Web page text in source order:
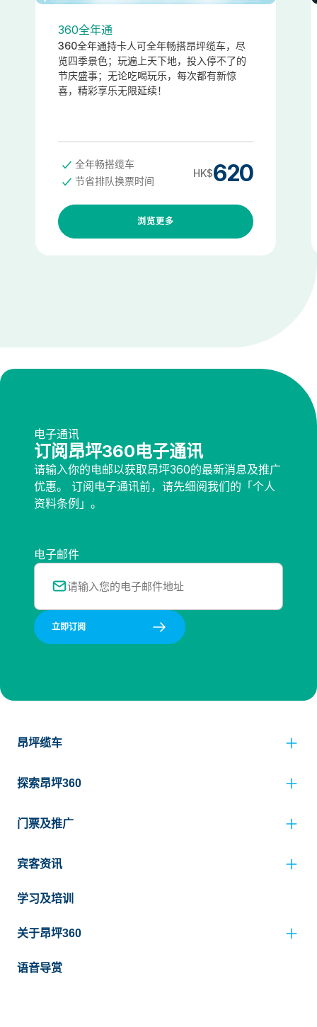
360全年通
360全年通持卡人可全年畅搭昂坪缆车，尽
览四季景色；玩遍上天下地，投入停不了的
节庆盛事；无论吃喝玩乐，每次都有新惊
喜，精彩享乐无限延续！
全年畅搭缆车
节省排队换票时间
HK$620
浏览更多
电子通讯
订阅昂坪360电子通讯
请输入你的电邮以获取昂坪360的最新消息及推广
优惠。 订阅电子通讯前，请先细阅我们的「个人
资料条例」。
电子邮件
立即订阅
昂坪缆车
探索昂坪360
门票及推广
宾客资讯
学习及培训
关于昂坪360
语音导赏